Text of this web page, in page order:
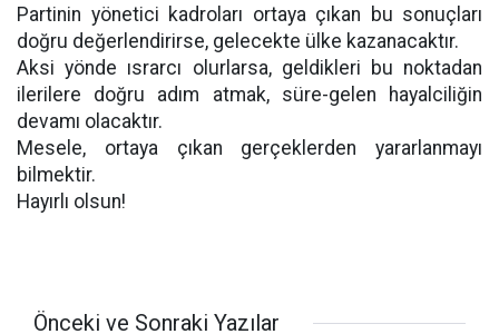
Partinin yönetici kadroları ortaya çıkan bu sonuçları
doğru değerlendirirse, gelecekte ülke kazanacaktır.
Aksi yönde ısrarcı olurlarsa, geldikleri bu noktadan
ilerilere doğru adım atmak, süre-gelen hayalciliğin
devamı olacaktır.
Mesele, ortaya çıkan gerçeklerden yararlanmayı
bilmektir.
Hayırlı olsun!
Önceki ve Sonraki Yazılar